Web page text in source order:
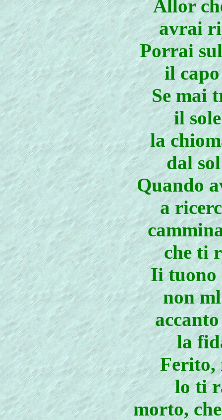
Allor
avrai
Porrai
il
Se mai
il
la
dal
Quando
a
che ti
Ii tuono
non
la
Ferito,
lo ti
morto,